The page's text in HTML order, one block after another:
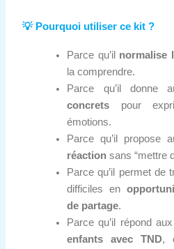
💡 Pourquoi utiliser ce kit ?
Parce qu’il normalise
la comprendre.
Parce qu’il donne
concrets pour
émotions.
Parce qu’il propose
réaction sans “mettre
Parce qu’il permet de
difficiles en
de partage.
Parce qu’il répond
enfants avec TND,